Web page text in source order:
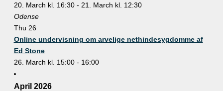
20. March kl. 16:30- 21. March kl. 12:30
Odense
Thu 26
Online undervisning om arvelige nethindesygdomme af
Ed Stone
26. March kl. 15:00- 16:00
April 2026